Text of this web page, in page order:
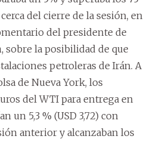
del cierre de la sesión, en
del presidente de
sobre la posibilidad de que
petroleras de Irán. A
de Nueva York, los
del WTI para entrega en
un 5,3 % (USD 3,72) con
anterior y alcanzaban los